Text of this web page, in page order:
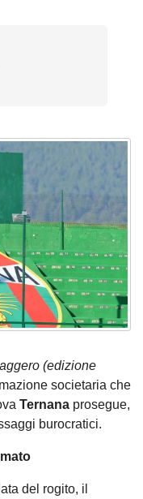
(edizione
societaria che
Ternana prosegue,
burocratici.
del rogito, il